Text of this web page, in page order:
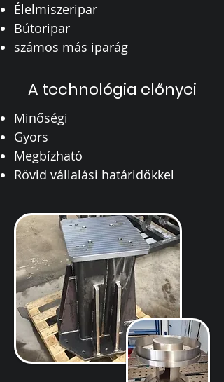
Élelmiszeripar
Bútoripar
számos más iparág
A technológia előnyei
Minőségi
Gyors
Megbízható
Rövid vállalási határidőkkel